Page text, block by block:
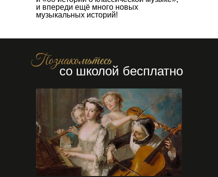
и впереди ещё много новых
музыкальных историй!
Познакомьтесь
со школой бесплатно